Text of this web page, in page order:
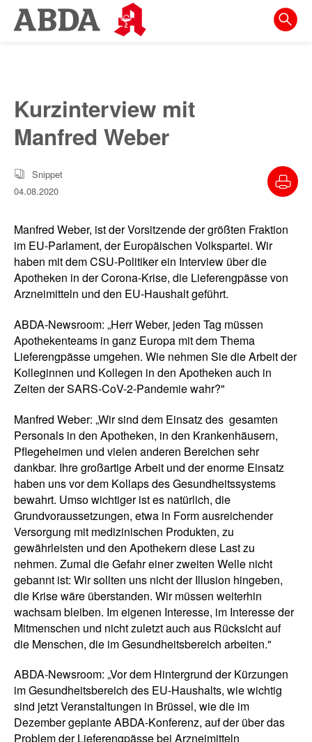
Springe
direkt
zur
Meta-
Navigation
zum
Inhalt
zur
Suche
Kurzinterview mit
Manfred Weber
Snippet
04.08.2020
Manfred Weber, ist der Vorsitzende der größten Fraktion
im EU-Parlament, der Europäischen Volkspartei. Wir
haben mit dem CSU-Politiker ein Interview über die
Apotheken in der Corona-Krise, die Lieferengpässe von
Arzneimitteln und den EU-Haushalt geführt.
ABDA-Newsroom: „Herr Weber, jeden Tag müssen
Apothekenteams in ganz Europa mit dem Thema
Lieferengpässe umgehen. Wie nehmen Sie die Arbeit der
Kolleginnen und Kollegen in den Apotheken auch in
Zeiten der SARS-CoV-2-Pandemie wahr?"
Manfred Weber: „Wir sind dem Einsatz des gesamten
Personals in den Apotheken, in den Krankenhäusern,
Pflegeheimen und vielen anderen Bereichen sehr
dankbar. Ihre großartige Arbeit und der enorme Einsatz
haben uns vor dem Kollaps des Gesundheitssystems
bewahrt. Umso wichtiger ist es natürlich, die
Grundvoraussetzungen, etwa in Form ausreichender
Versorgung mit medizinischen Produkten, zu
gewährleisten und den Apothekern diese Last zu
nehmen. Zumal die Gefahr einer zweiten Welle nicht
gebannt ist: Wir sollten uns nicht der Illusion hingeben,
die Krise wäre überstanden. Wir müssen weiterhin
wachsam bleiben. Im eigenen Interesse, im Interesse der
Mitmenschen und nicht zuletzt auch aus Rücksicht auf
die Menschen, die im Gesundheitsbereich arbeiten."
ABDA-Newsroom: „Vor dem Hintergrund der Kürzungen
im Gesundheitsbereich des EU-Haushalts, wie wichtig
sind jetzt Veranstaltungen in Brüssel, wie die im
Dezember geplante ABDA-Konferenz, auf der über das
Problem der Lieferengpässe bei Arzneimitteln